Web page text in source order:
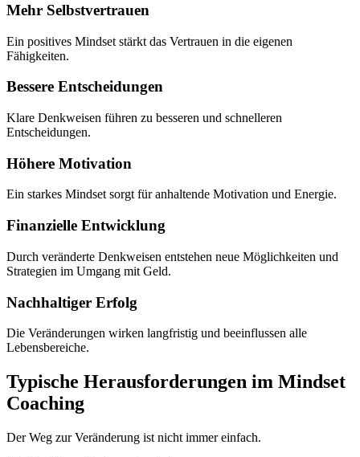
Mehr Selbstvertrauen
Ein positives Mindset stärkt das Vertrauen in die eigenen
Fähigkeiten.
Bessere Entscheidungen
Klare Denkweisen führen zu besseren und schnelleren
Entscheidungen.
Höhere Motivation
Ein starkes Mindset sorgt für anhaltende Motivation und Energie.
Finanzielle Entwicklung
Durch veränderte Denkweisen entstehen neue Möglichkeiten und
Strategien im Umgang mit Geld.
Nachhaltiger Erfolg
Die Veränderungen wirken langfristig und beeinflussen alle
Lebensbereiche.
Typische Herausforderungen im Mindset
Coaching
Der Weg zur Veränderung ist nicht immer einfach.